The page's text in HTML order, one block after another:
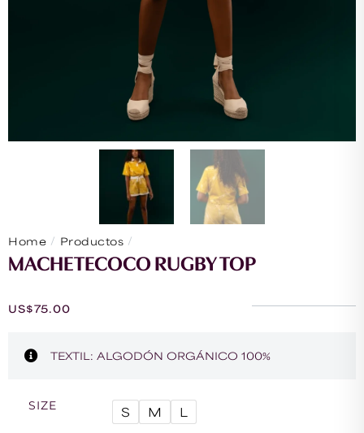
Home / Productos /
MACHETECOCO RUGBY TOP
US$75.00
TEXTIL: ALGODÓN ORGÁNICO 100%
SIZE S M L